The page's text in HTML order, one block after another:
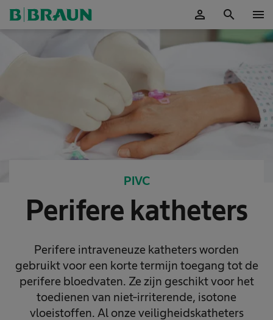
person search menu
PIVC
Perifere katheters
Perifere intraveneuze katheters worden
gebruikt voor een korte termijn toegang tot de
perifere bloedvaten. Ze zijn geschikt voor het
toedienen van niet-irriterende, isotone
vloeistoffen. Al onze veiligheidskatheters